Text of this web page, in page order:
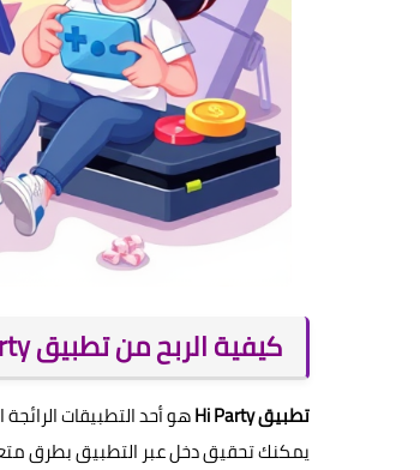
كيفية الربح من تطبيق Hi Party وسحب الأرباح بسهولة
تطبيق Hi Party
هو أحد التطبيقات
يمكنك تحقيق دخل عبر التطبيق بطرق